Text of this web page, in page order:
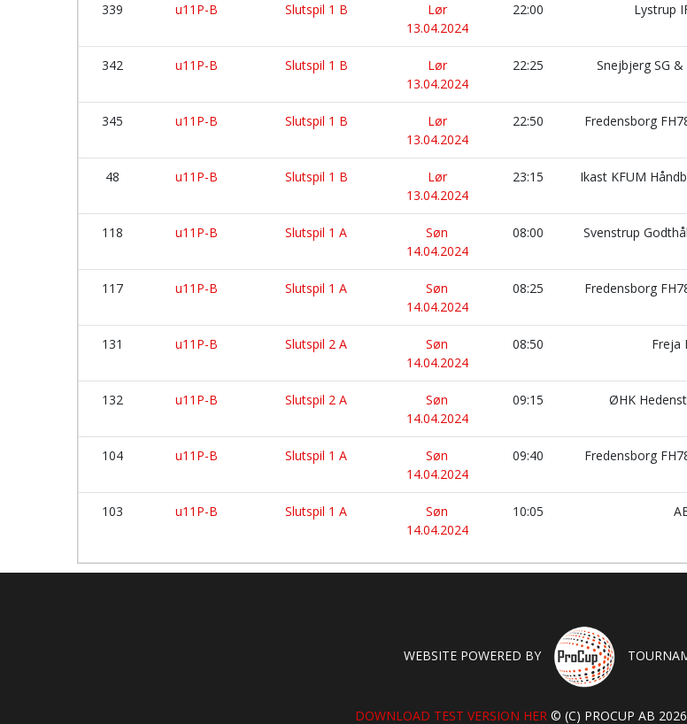
339 u11P-B Slutspil 1 B
Lør
13.04.2024
22:00 Lystrup
342 u11P-B Slutspil 1 B
Lør
13.04.2024
22:25 Snejbjerg SG &
345 u11P-B Slutspil 1 B
Lør
13.04.2024
22:50 Fredensborg
48 u11P-B Slutspil 1 B
Lør
13.04.2024
23:15 Ikast KFUM
118 u11P-B Slutspil 1 A
Søn
14.04.2024
08:00 Svenstrup
117 u11P-B Slutspil 1 A
Søn
14.04.2024
08:25 Fredensborg
131 u11P-B Slutspil 2 A
Søn
14.04.2024
08:50 Freja
132 u11P-B Slutspil 2 A
Søn
14.04.2024
09:15 ØHK
104 u11P-B Slutspil 1 A
Søn
14.04.2024
09:40 Fredensborg
103 u11P-B Slutspil 1 A
Søn
14.04.2024
10:05
WEBSITE POWERED BY
DOWNLOAD TEST VERSION HER© (C) PROCUP AB